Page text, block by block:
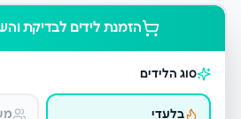
הזמנת לידים לבדיקת
סוג הלידים
בלעדי